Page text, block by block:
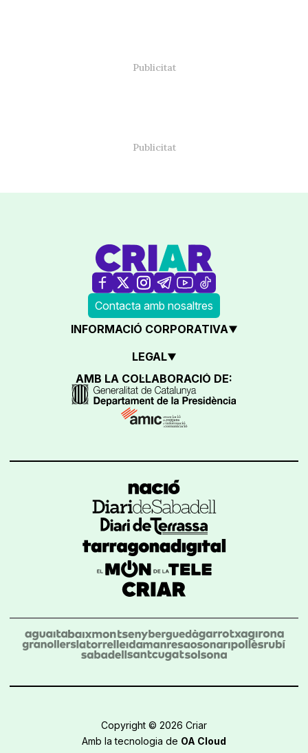
Contacta amb nosaltres
INFORMACIÓ CORPORATIVA
LEGAL
AMB LA COL·LABORACIÓ DE:
Copyright © 2026 Criar
Amb la tecnologia de OA Cloud